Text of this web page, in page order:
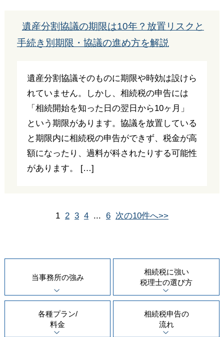
遺産分割協議の期限は10年？放置リスクと
手続き別期限・協議の進め方を解説
遺産分割協議そのものに期限や時効は設けら
れていません。しかし、相続税の申告には
「相続開始を知った日の翌日から10ヶ月」
という期限があります。協議を放置している
と期限内に相続税の申告ができず、税金が高
額になったり、過料が科されたりする可能性
があります。 […]
1 2 3 4... 6 次の10件へ>>
当事務所の強み
相続税に強い
税理士の選び方
各種プラン/
料金
相続税申告の
流れ